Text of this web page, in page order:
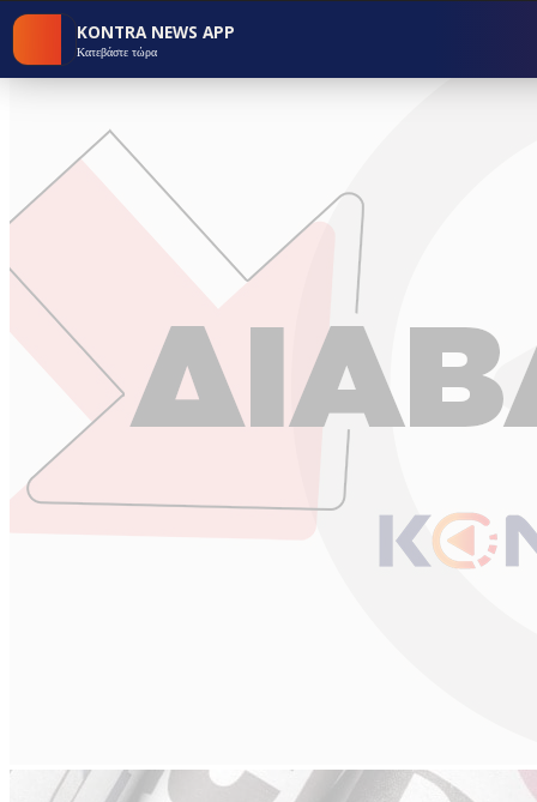
KONTRA NEWS APP
Κατεβάστε τώρα